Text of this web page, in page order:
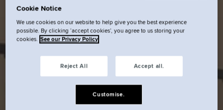
Cookie Notice
We use cookies on our website to help give you the best experience
possible. By clicking ‘accept cookies’, you agree to us storing your
cookies. See our Privacy Policy
Reject All Accept all.
Customise.